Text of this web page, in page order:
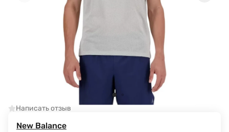
Написать отзыв
New Balance